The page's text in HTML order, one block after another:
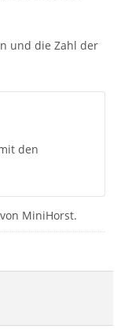
und die Zahl der
den
MiniHorst.